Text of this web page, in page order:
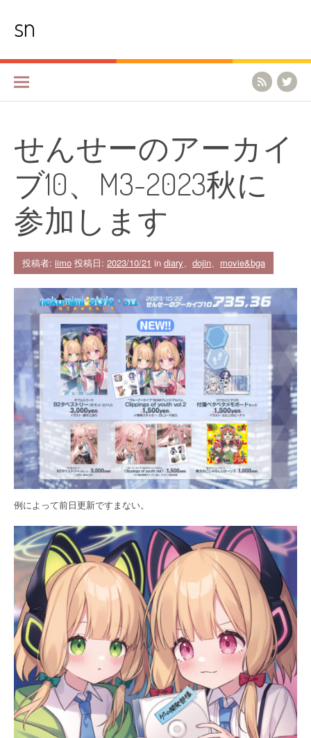
ツ
キ
sn
せんせーのアーカイ
ブ10、M3-2023秋に
参加します
投稿者: iimo 投稿日: 2023/10/21 in diary、 dojin、 movie&bga
例によって前日更新ですまない。